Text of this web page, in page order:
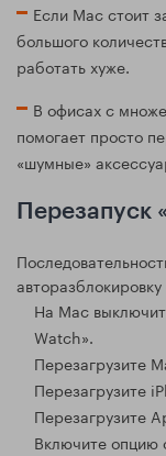
Если Mac стоит
большого
работать хуже.
В офисах с
помогает просто
«шумные»
Перезапуск
На Mac
Watch».
Перезагрузите
Перезагрузите
Перезагрузите
Включите опцию